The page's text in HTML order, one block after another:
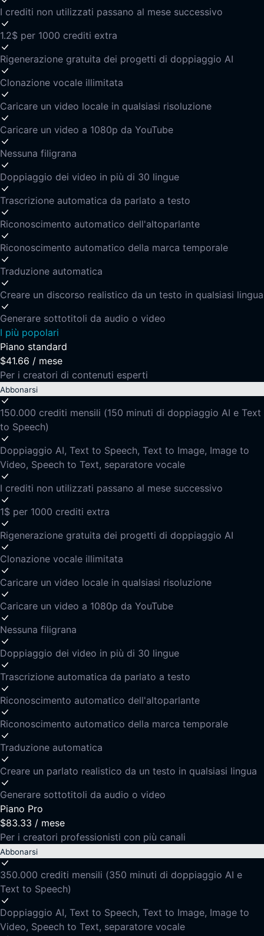
I crediti non utilizzati passano al mese successivo
1.2$ per 1000 crediti extra
Rigenerazione gratuita dei progetti di doppiaggio AI
Clonazione vocale illimitata
Caricare un video locale in qualsiasi risoluzione
Caricare un video a 1080p da YouTube
Nessuna filigrana
Doppiaggio dei video in più di 30 lingue
Trascrizione automatica da parlato a testo
Riconoscimento automatico dell'altoparlante
Riconoscimento automatico della marca temporale
Traduzione automatica
Creare un discorso realistico da un testo in qualsiasi lingua
Generare sottotitoli da audio o video
I più popolari
Piano standard
$41.66 / mese
Per i creatori di contenuti esperti
Abbonarsi
150.000 crediti mensili (150 minuti di doppiaggio AI e Text
to Speech)
Doppiaggio AI, Text to Speech, Text to Image, Image to
Video, Speech to Text, separatore vocale
I crediti non utilizzati passano al mese successivo
1$ per 1000 crediti extra
Rigenerazione gratuita dei progetti di doppiaggio AI
Clonazione vocale illimitata
Caricare un video locale in qualsiasi risoluzione
Caricare un video a 1080p da YouTube
Nessuna filigrana
Doppiaggio dei video in più di 30 lingue
Trascrizione automatica da parlato a testo
Riconoscimento automatico dell'altoparlante
Riconoscimento automatico della marca temporale
Traduzione automatica
Creare un parlato realistico da un testo in qualsiasi lingua
Generare sottotitoli da audio o video
Piano Pro
$83.33 / mese
Per i creatori professionisti con più canali
Abbonarsi
350.000 crediti mensili (350 minuti di doppiaggio AI e
Text to Speech)
Doppiaggio AI, Text to Speech, Text to Image, Image to
Video, Speech to Text, separatore vocale